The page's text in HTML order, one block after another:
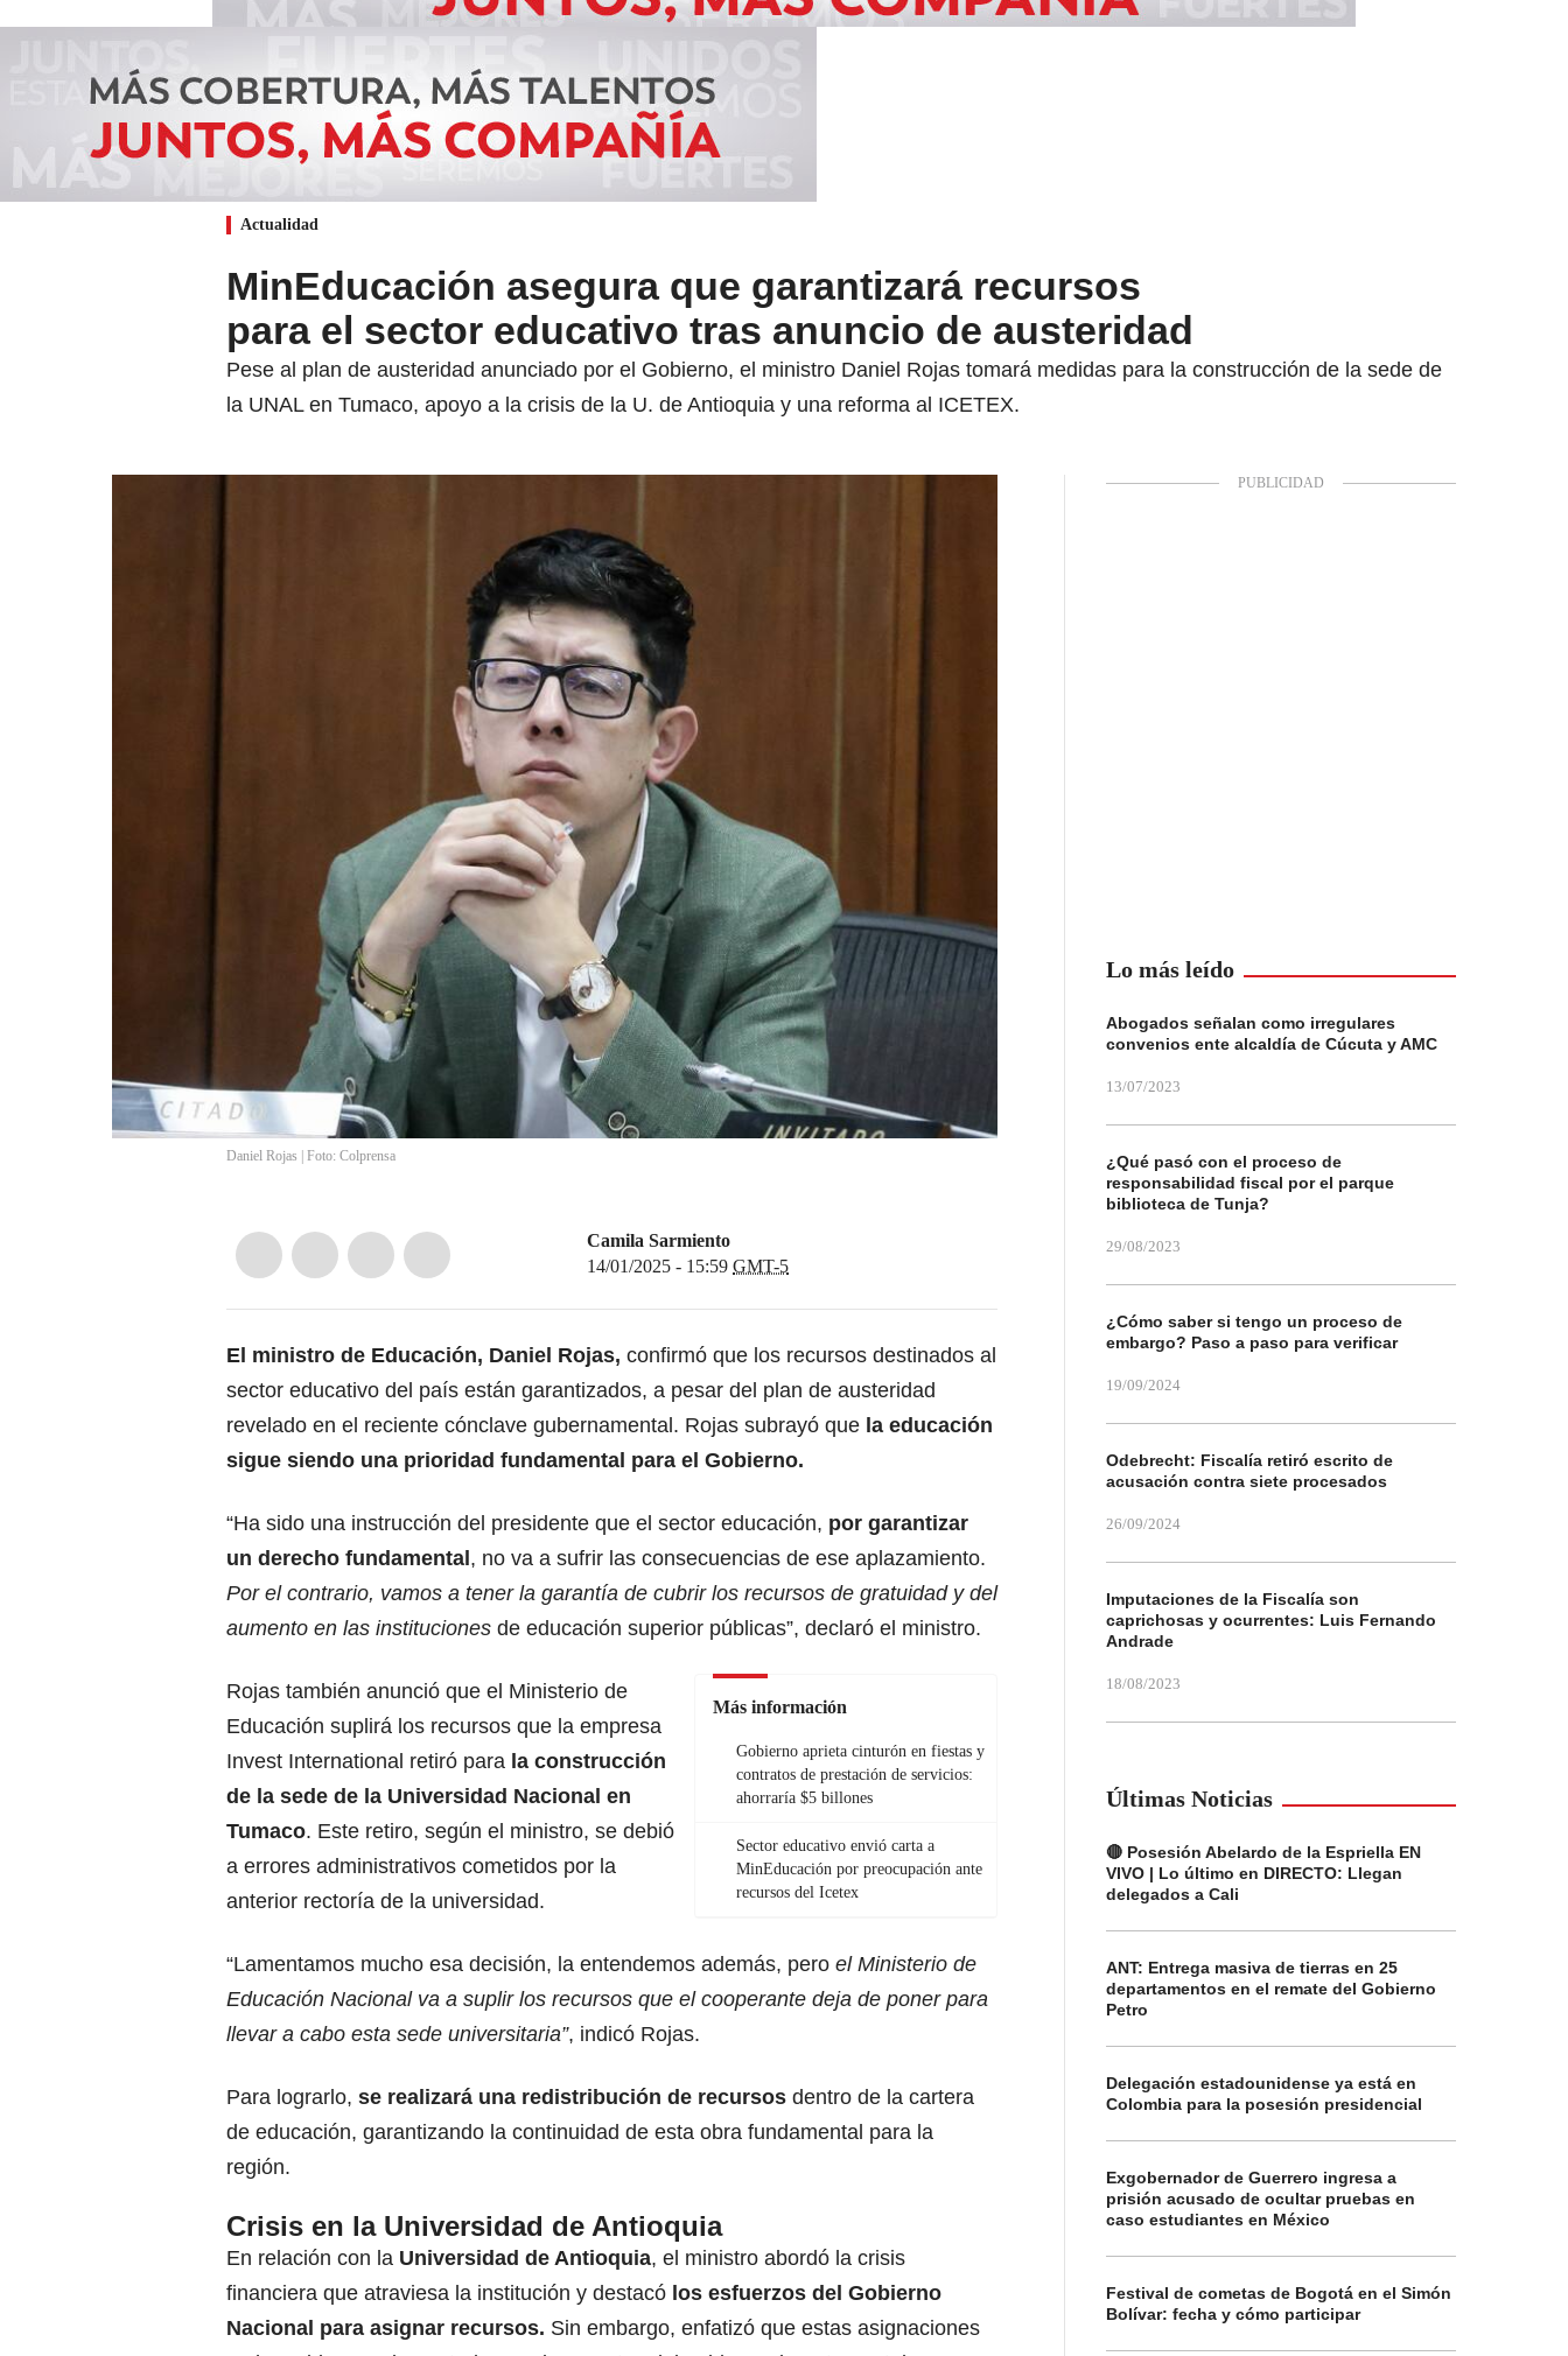
Actualidad
MinEducación asegura que garantizará recursos
para el sector educativo tras anuncio de austeridad
Pese al plan de austeridad anunciado por el Gobierno, el ministro Daniel Rojas tomará medidas para la construcción de la sede de
la UNAL en Tumaco, apoyo a la crisis de la U. de Antioquia y una reforma al ICETEX.
Daniel Rojas | Foto: Colprensa
Camila Sarmiento
14/01/2025 - 15:59 GMT-5
El ministro de Educación, Daniel Rojas, confirmó que los recursos destinados al
sector educativo del país están garantizados, a pesar del plan de austeridad
revelado en el reciente cónclave gubernamental. Rojas subrayó que la educación
sigue siendo una prioridad fundamental para el Gobierno.
“Ha sido una instrucción del presidente que el sector educación, por garantizar
un derecho fundamental , no va a sufrir las consecuencias de ese aplazamiento.
Por el contrario, vamos a tener la garantía de cubrir los recursos de gratuidad y del
aumento en las instituciones de educación superior públicas”, declaró el ministro.
Más información
Gobierno aprieta cinturón en fiestas y
contratos de prestación de servicios:
ahorraría $5 billones
Sector educativo envió carta a
MinEducación por preocupación ante
recursos del Icetex
Rojas también anunció que el Ministerio de
Educación suplirá los recursos que la empresa
Invest International retiró para la construcción
de la sede de la Universidad Nacional en
Tumaco. Este retiro, según el ministro, se debió
a errores administrativos cometidos por la
anterior rectoría de la universidad.
“Lamentamos mucho esa decisión, la entendemos además, pero el Ministerio de
Educación Nacional va a suplir los recursos que el cooperante deja de poner para
llevar a cabo esta sede universitaria”, indicó Rojas.
Para lograrlo, se realizará una redistribución de recursos dentro de la cartera
de educación, garantizando la continuidad de esta obra fundamental para la
región.
Crisis en la Universidad de Antioquia
En relación con la Universidad de Antioquia, el ministro abordó la crisis
financiera que atraviesa la institución y destacó los esfuerzos del Gobierno
Nacional para asignar recursos. Sin embargo, enfatizó que estas asignaciones
Lo más leído
Abogados señalan como irregulares
convenios ente alcaldía de Cúcuta y AMC
13/07/2023
¿Qué pasó con el proceso de
responsabilidad fiscal por el parque
biblioteca de Tunja?
29/08/2023
¿Cómo saber si tengo un proceso de
embargo? Paso a paso para verificar
19/09/2024
Odebrecht: Fiscalía retiró escrito de
acusación contra siete procesados
26/09/2024
Imputaciones de la Fiscalía son
caprichosas y ocurrentes: Luis Fernando
Andrade
18/08/2023
Últimas Noticias
🔴 Posesión Abelardo de la Espriella EN
VIVO | Lo último en DIRECTO: Llegan
delegados a Cali
ANT: Entrega masiva de tierras en 25
departamentos en el remate del Gobierno
Petro
Delegación estadounidense ya está en
Colombia para la posesión presidencial
Exgobernador de Guerrero ingresa a
prisión acusado de ocultar pruebas en
caso estudiantes en México
Festival de cometas de Bogotá en el Simón
Bolívar: fecha y cómo participar